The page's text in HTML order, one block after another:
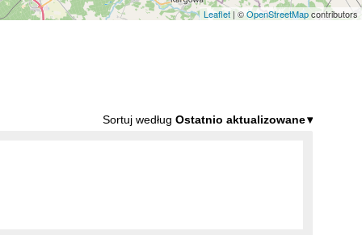
Leaflet | ©OpenStreetMapcontributors